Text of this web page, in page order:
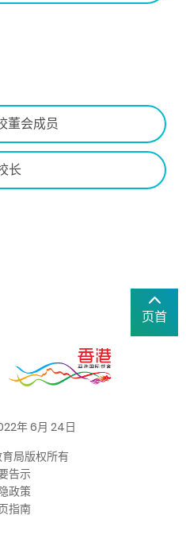
董会成员
长
页首
年 6月 24日
局版权所有
告示
政策
指南